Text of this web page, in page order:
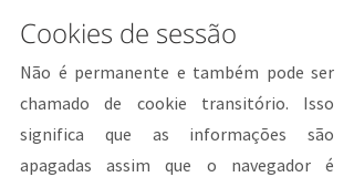
Cookies de sessão
Não é permanente e também pode ser
chamado de cookie transitório. Isso
significa que as informações são
apagadas assim que o navegador é